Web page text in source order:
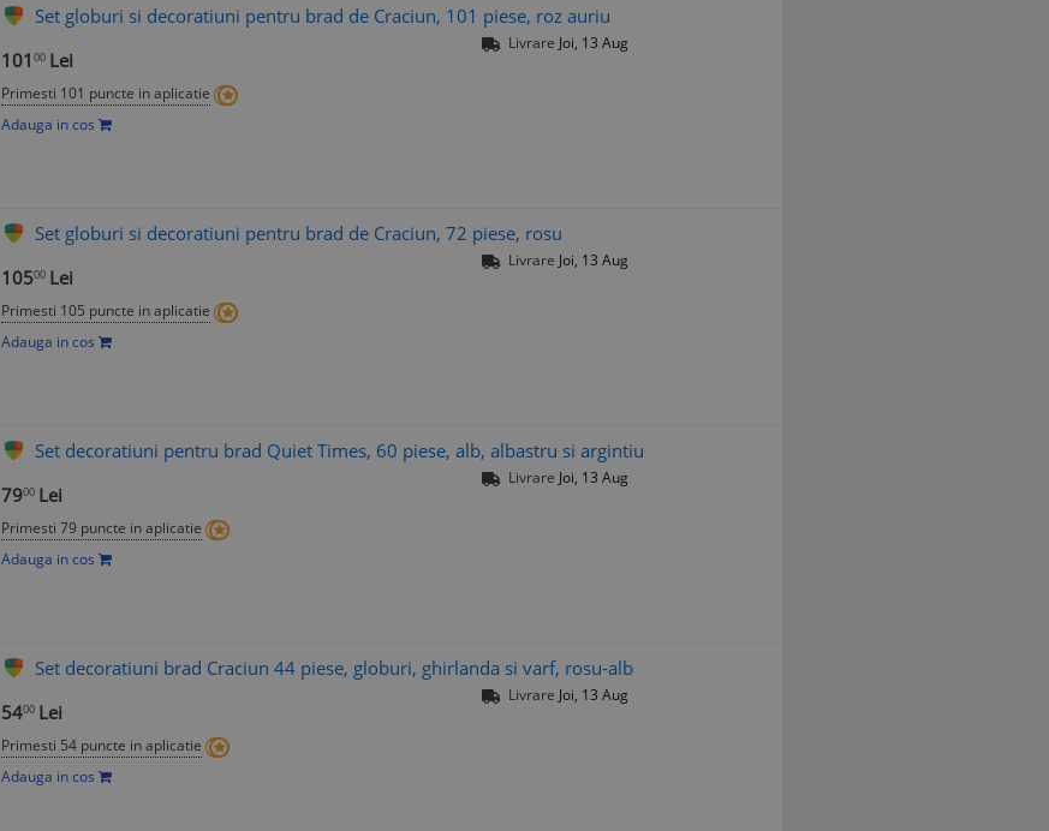
Set globuri si decoratiuni pentru brad de Craciun, 101 piese, roz auriu
101 00 Lei
Primesti 101 puncte in aplicatie
Adauga in cos
Livrare Joi, 13 Aug
Set globuri si decoratiuni pentru brad de Craciun, 72 piese, rosu
10500 Lei
Primesti 105 puncte in aplicatie
Adauga in cos
Livrare Joi, 13 Aug
Set decoratiuni pentru brad Quiet Times, 60 piese, alb, albastru si argintiu
7900 Lei
Primesti 79 puncte in aplicatie
Adauga in cos
Livrare Joi, 13 Aug
Set decoratiuni brad Craciun 44 piese, globuri, ghirlanda si varf, rosu-alb
5400 Lei
Primesti 54 puncte in aplicatie
Adauga in cos
Livrare Joi, 13 Aug